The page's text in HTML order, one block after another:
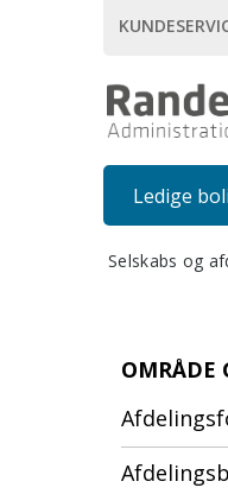
Ledige
Selskabs og
OMRÅDE